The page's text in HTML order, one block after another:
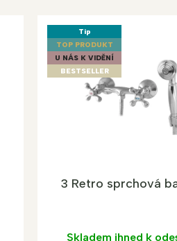
Tip
TOP PRODUKT
U NÁS K VIDĚNÍ
BESTSELLER
3 Retro sprchová
Skladem ihned k